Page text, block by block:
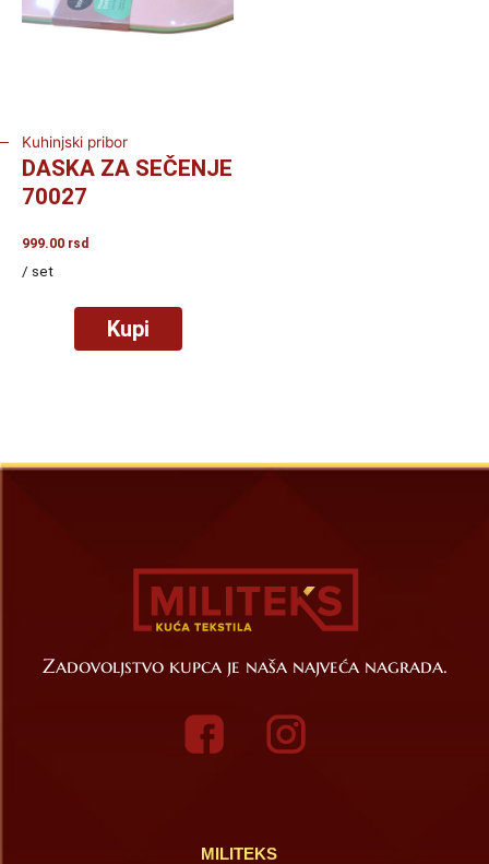
Kuhinjski pribor
DASKA ZA SEČENJE
70027
999.00 rsd
/ set
Kupi
Zadovoljstvo kupca je naša najveća nagrada.
MILITEKS